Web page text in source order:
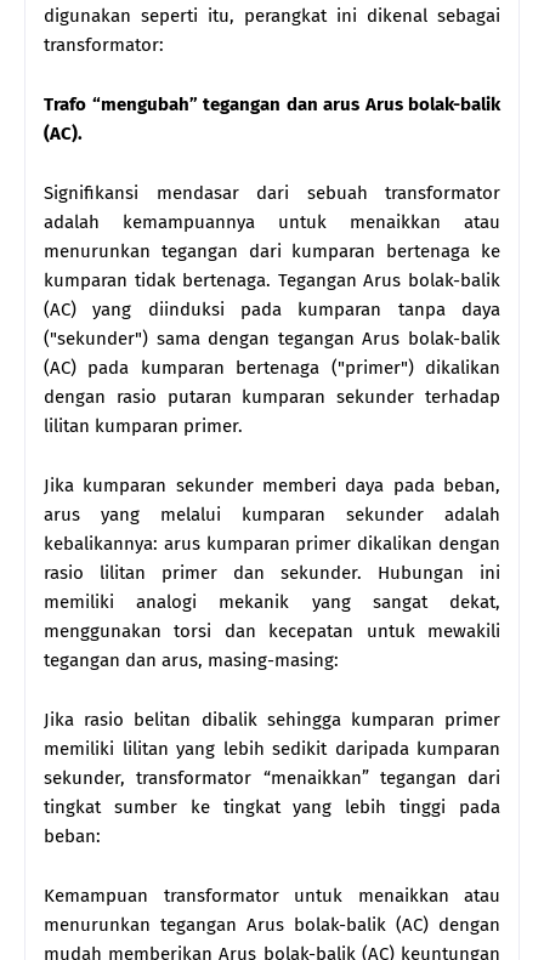
digunakan seperti itu, perangkat ini dikenal sebagai
transformator:
Trafo “mengubah” tegangan dan arus Arus bolak-balik
(AC).
Signifikansi mendasar dari sebuah transformator
adalah kemampuannya untuk menaikkan atau
menurunkan tegangan dari kumparan bertenaga ke
kumparan tidak bertenaga. Tegangan Arus bolak-balik
(AC) yang diinduksi pada kumparan tanpa daya
("sekunder") sama dengan tegangan Arus bolak-balik
(AC) pada kumparan bertenaga ("primer") dikalikan
dengan rasio putaran kumparan sekunder terhadap
lilitan kumparan primer.
Jika kumparan sekunder memberi daya pada beban,
arus yang melalui kumparan sekunder adalah
kebalikannya: arus kumparan primer dikalikan dengan
rasio lilitan primer dan sekunder. Hubungan ini
memiliki analogi mekanik yang sangat dekat,
menggunakan torsi dan kecepatan untuk mewakili
tegangan dan arus, masing-masing:
Jika rasio belitan dibalik sehingga kumparan primer
memiliki lilitan yang lebih sedikit daripada kumparan
sekunder, transformator “menaikkan” tegangan dari
tingkat sumber ke tingkat yang lebih tinggi pada
beban:
Kemampuan transformator untuk menaikkan atau
menurunkan tegangan Arus bolak-balik (AC) dengan
mudah memberikan Arus bolak-balik (AC) keuntungan